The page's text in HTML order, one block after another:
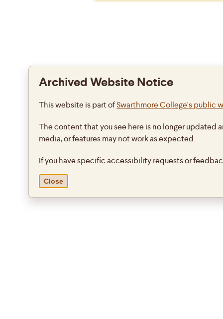
Archived Website Notice
This website is part ofSwarthmore College's public
The content that you see here is no longer updated
media, or features may not work as expected.
If you have specific accessibility requests or
Close